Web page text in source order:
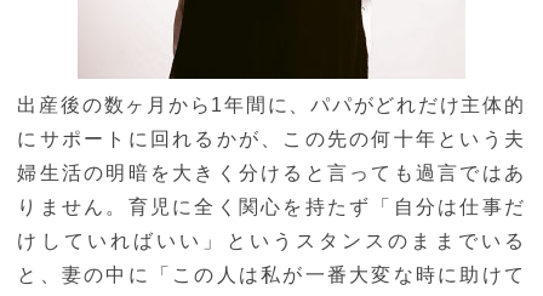
出産後の数ヶ月から1年間に、パパがどれだけ主体的
にサポートに回れるかが、この先の何十年という夫
婦生活の明暗を大きく分けると言っても過言ではあ
りません。育児に全く関心を持たず「自分は仕事だ
けしていればいい」というスタンスのままでいる
と、妻の中に「この人は私が一番大変な時に助けて